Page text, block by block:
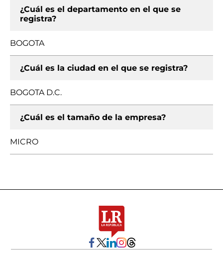
¿Cuál es el departamento en el que se
registra?
BOGOTA
¿Cuál es la ciudad en el que se registra?
BOGOTA D.C.
¿Cuál es el tamaño de la empresa?
MICRO